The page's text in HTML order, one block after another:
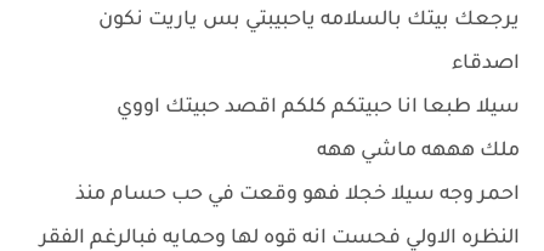
يرجعك بيتك بالسلامه ياحبيبتي بس ياريت نكون
اصدقاء
سيلا طبعا انا حبيتكم كلكم اقصد حبيتك اووي
ملك هههه ماشي ههه
احمر وجه سيلا خجلا فهو وقعت في حب حسام منذ
النظره الاولي فحست انه قوه لها وحمايه فبالرغم الفقر